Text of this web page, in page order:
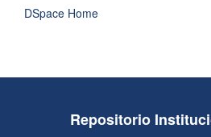
DSpace Home
Repositorio